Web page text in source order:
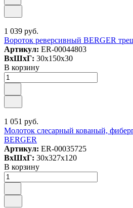
1 039 руб.
Вороток реверсивный BERGER
Артикул: ER-00044803
ВxШxГ: 30x150x30
В корзину
1 051 руб.
Молоток слесарный кованый,
BERGER
Артикул: ER-00035725
ВxШxГ: 30x327x120
В корзину